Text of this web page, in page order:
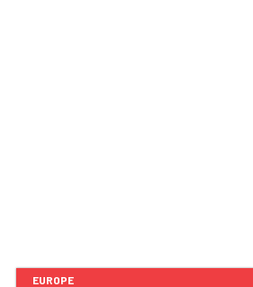
EUROPE